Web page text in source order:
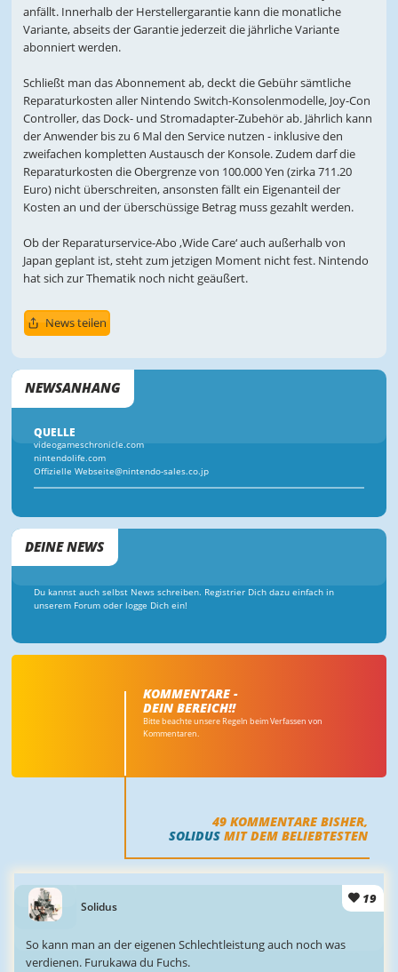
anfällt. Innerhalb der Herstellergarantie kann die monatliche
Variante, abseits der Garantie jederzeit die jährliche Variante
abonniert werden.
Schließt man das Abonnement ab, deckt die Gebühr sämtliche
Reparaturkosten aller Nintendo Switch-Konsolenmodelle, Joy-Con
Controller, das Dock- und Stromadapter-Zubehör ab. Jährlich kann
der Anwender bis zu 6 Mal den Service nutzen - inklusive den
zweifachen kompletten Austausch der Konsole. Zudem darf die
Reparaturkosten die Obergrenze von 100.000 Yen (zirka 711.20
Euro) nicht überschreiten, ansonsten fällt ein Eigenanteil der
Kosten an und der überschüssige Betrag muss gezahlt werden.
Ob der Reparaturservice-Abo ‚Wide Care‘ auch außerhalb von
Japan geplant ist, steht zum jetzigen Moment nicht fest. Nintendo
hat sich zur Thematik noch nicht geäußert.
News teilen
NEWSANHANG
QUELLE
videogameschronicle.com
nintendolife.com
Offizielle Webseite@nintendo-sales.co.jp
DEINE NEWS
Du kannst auch selbst News schreiben. Registrier Dich dazu einfach in
unserem Forum oder logge Dich ein!
KOMMENTARE -
DEIN BEREICH!!
Bitte beachte unsere Regeln beim Verfassen von
Kommentaren.
49 KOMMENTARE BISHER,
SOLIDUS MIT DEM BELIEBTESTEN
Solidus
19
So kann man an der eigenen Schlechtleistung auch noch was
verdienen. Furukawa du Fuchs.